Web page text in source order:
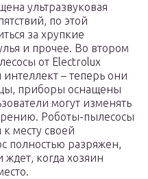
ультразвуковая
по этой
за хрупкие
и прочее. Во втором
от Electrolux
– теперь они
приборы оснащены
могут изменять
Роботы-пылесосы
месту своей
полностью разряжен,
ждет, когда хозяин